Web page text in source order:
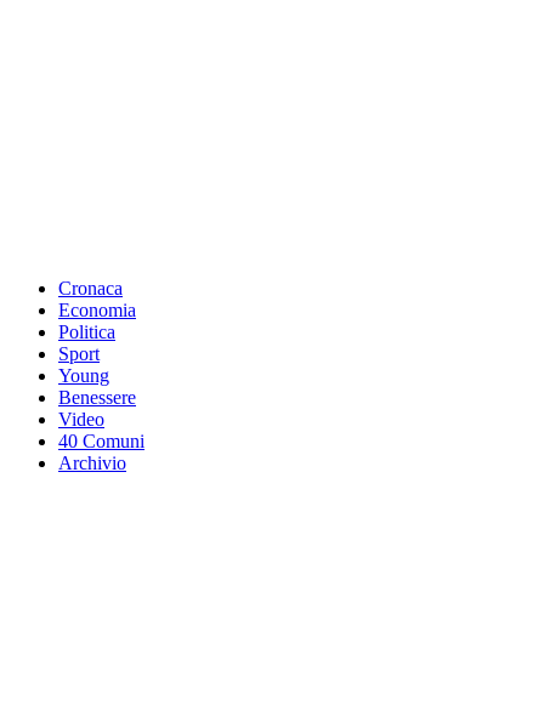
Cronaca
Economia
Politica
Sport
Young
Benessere
Video
40 Comuni
Archivio